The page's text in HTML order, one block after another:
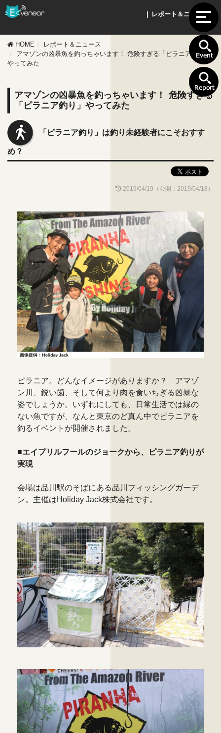
| レポート＆ニュース |
HOME
レポート＆ニュース
アマゾンの凶暴魚を釣っちゃいます！ 危険すぎる「ピラニア釣り」
やってみた
アマゾンの凶暴魚を釣っちゃいます！ 危険すぎる
「ピラニア釣り」やってみた
「ピラニア釣り」は釣り未経験者にこそおすす
め？
2019/04/19（公開：2019/04/18）
ピラニア。どんなイメージがありますか？ アマゾ
ン川、鋭い歯、そして何より肉を食いちぎる凶暴な
姿でしょうか。いずれにしても、日常生活では縁の
ない魚ですが、なんと東京のど真ん中でピラニアを
釣るイベントが開催されました。
■エイプリルフールのジョークから、ピラニア釣りが
実現
会場は品川駅のそばにある品川フィッシングガーデ
ン。主催はHoliday Jack株式会社です。